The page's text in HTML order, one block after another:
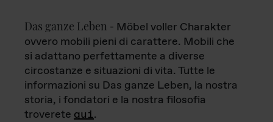
Das ganze Leben - Möbel voller Charakter
ovvero mobili pieni di carattere. Mobili che
si adattano perfettamente a diverse
circostanze e situazioni di vita. Tutte le
informazioni su Das ganze Leben, la nostra
storia, i fondatori e la nostra filosofia
troverete qui.